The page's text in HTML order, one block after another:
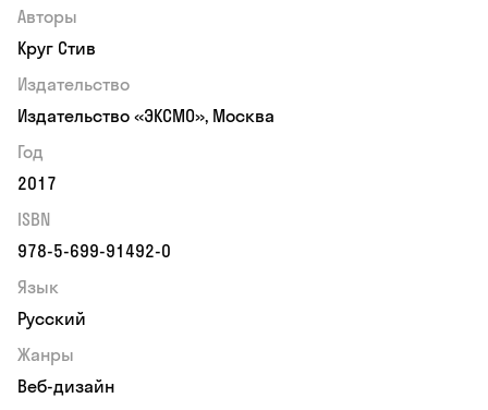
Авторы
Круг Стив
Издательство
Издательство «ЭКСМО», Москва
Год
2017
ISBN
978-5-699-91492-0
Язык
Русский
Жанры
Веб-дизайн